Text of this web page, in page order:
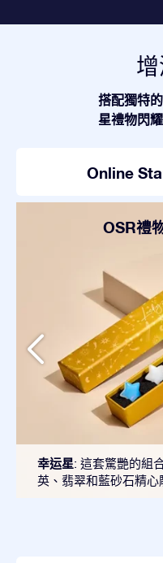
搭配獨特
星禮物閃耀
Online
OSR禮
幸运星: 這套驚艷的組
英、翡翠和藍砂石精心